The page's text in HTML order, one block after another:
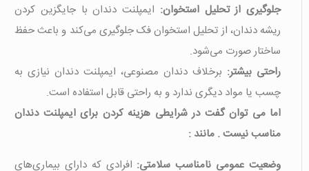
جلوگیری از تحلیل استخوان: ایمپلنت دندان با جایگزین کردن
ریشه دندان، از تحلیل استخوان فک جلوگیری می‌کند و باعث حفظ
ساختار صورت می‌شود.
راحتی بیشتر: برخلاف دندان مصنوعی، ایمپلنت دندان نیازی به
چسب یا مواد دیگری ندارد و به راحتی قابل استفاده است.
اما می توان گفت در شرایطی هزینه کردن برای ایمپلنت دندان
مناسب نیست . مانند :
وضعیت عمومی نامناسب سلامتی: افرادی که دارای بیماری‌های